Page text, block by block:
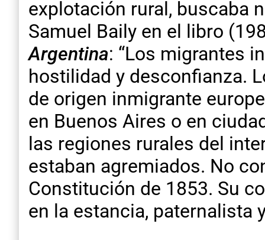
explotación rural, buscaba
Samuel Baily en el libro
Argentina: “Los migrantes
hostilidad y desconfianza.
de origen inmigrante
en Buenos Aires o en
las regiones rurales del
estaban agremiados. No
Constitución de 1853. Su
en la estancia, paternalista